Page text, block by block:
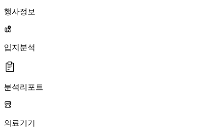
행사정보
입지분석
분석리포트
의료기기